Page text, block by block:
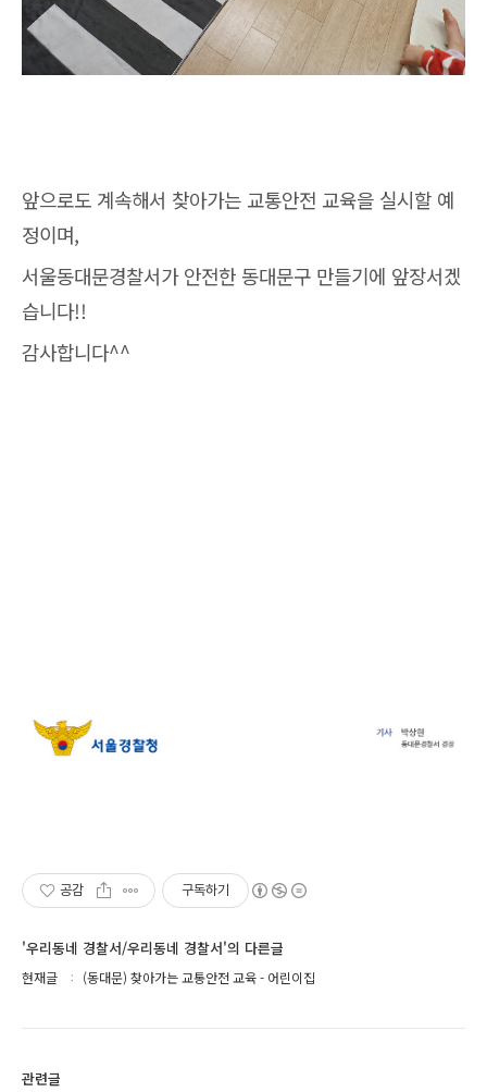
앞으로도 계속해서 찾아가는 교통안전 교육을 실시할 예
정이며,
서울동대문경찰서가 안전한 동대문구 만들기에 앞장서겠
습니다!!
감사합니다^^
공감 구독하기
'우리동네 경찰서/우리동네 경찰서'의 다른글
현재글 (동대문) 찾아가는 교통안전 교육 - 어린이집
관련글